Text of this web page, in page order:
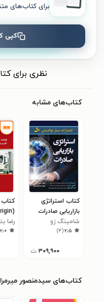
نظری برای
کتاب‌های مشابه
کتاب استراتژی
بازاریابی صادرات
شامینگ زو
۲٫۵(۴)
۳۰۹,۹۰۰ ت
کتاب
رضا
۲٫۰
کتاب‌های سیدمنصور
برای کتاب‌های
کپی